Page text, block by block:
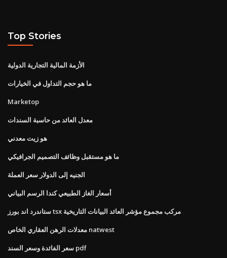
Top Stories
الأزمة المالية التجارية الدولية
ما هو حجم التداول في الخيارات
Marketop
معدل العائد من حاسبة السندات
هو زيت معدني
ما هو مستقبل وظائف التصميم الجرافيكي
الجنيه إلى الدولار سعر العملة
أسعار الغاز الطبيعي كندا الرسم البياني
ستاندرد اند بورز tsx مركب مجموع مؤشر العائد البيانات التاريخية
معدلات الرهن العقاري الخاص natwest
سعر الفائدة وسعر السند pdf